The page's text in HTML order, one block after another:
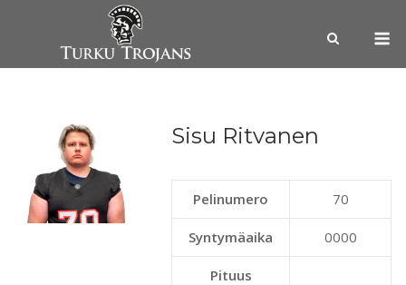
Sisu Ritvanen
Pelinumero 70
Syntymäaika 0000
Pituus